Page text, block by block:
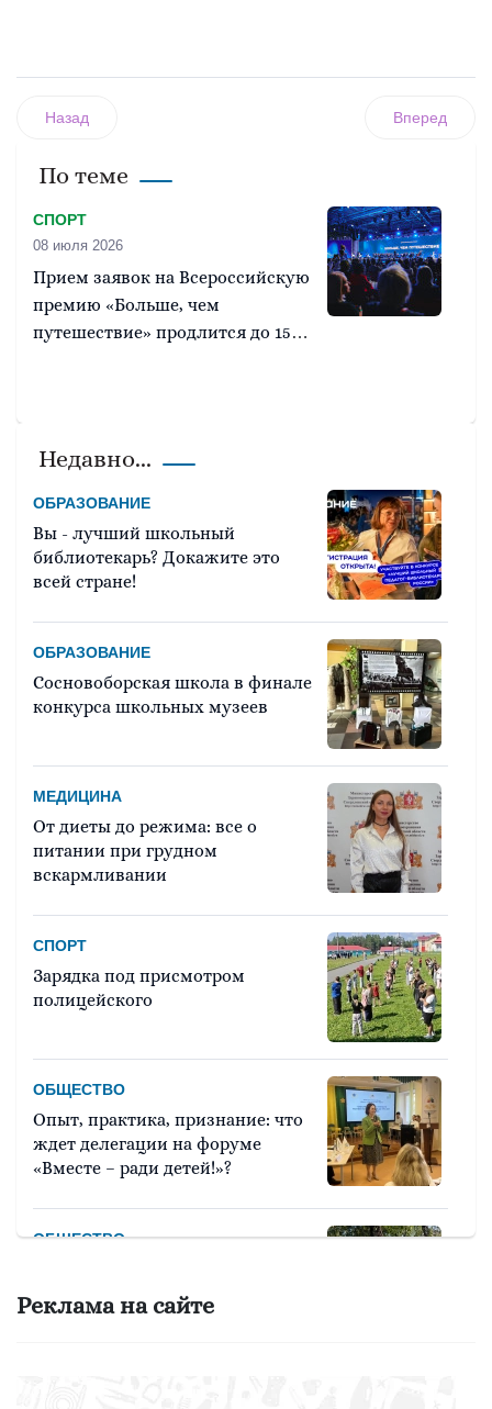
Назад Вперед
По теме
СПОРТ
08 июля 2026
Прием заявок на Всероссийскую
премию «Больше, чем
путешествие» продлится до 15
Недавно...
ОБРАЗОВАНИЕ
Вы - лучший школьный
библиотекарь? Докажите это
всей стране!
ОБРАЗОВАНИЕ
Сосновоборская школа в финале
конкурса школьных музеев
МЕДИЦИНА
От диеты до режима: все о
питании при грудном
вскармливании
СПОРТ
Зарядка под присмотром
полицейского
ОБЩЕСТВО
Опыт, практика, признание: что
ждет делегации на форуме
«Вместе – ради детей!»?
ОБЩЕСТВО
Реклама на сайте